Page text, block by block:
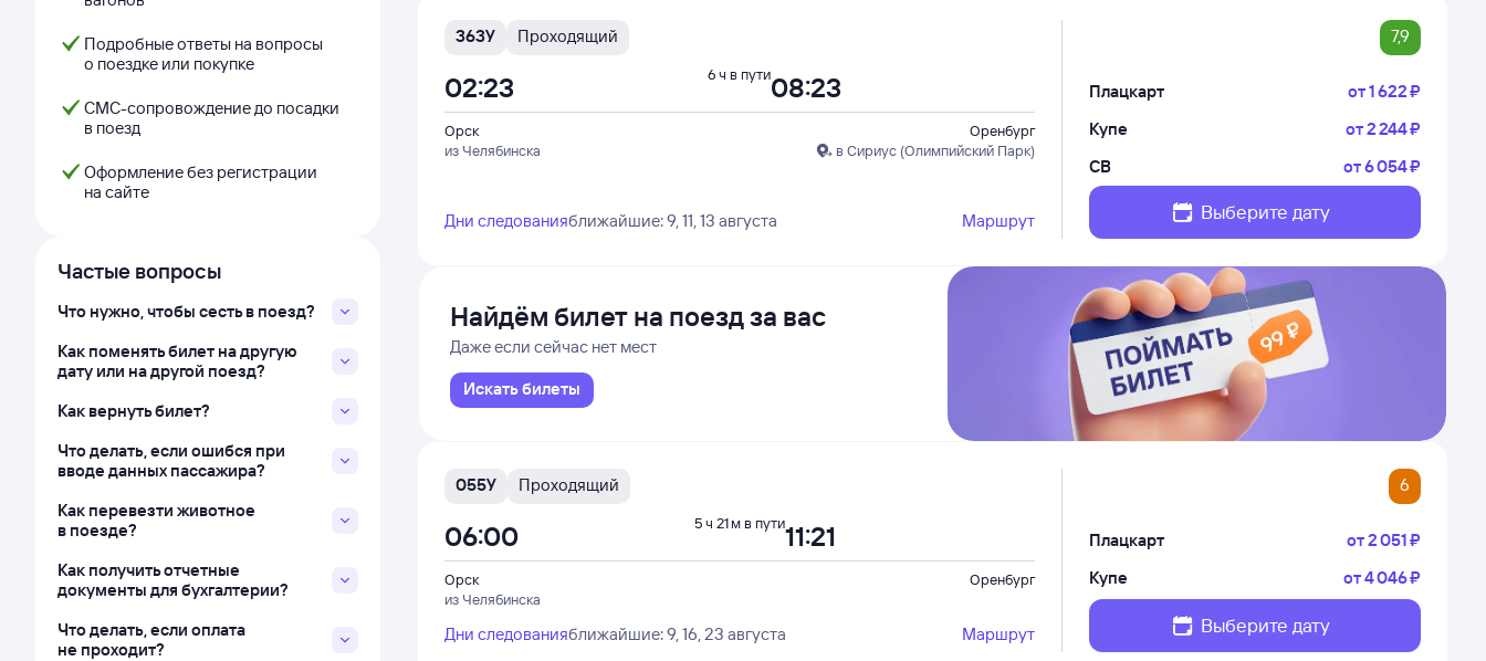
Подробные ответы на вопросы
о поездке или покупке
СМС-сопровождение до посадки
в поезд
Оформление без регистрации
на сайте
Частые вопросы
Что нужно, чтобы сесть в поезд?
Как поменять билет на другую
дату или на другой поезд?
Как вернуть билет?
Что делать, если ошибся при
вводе данных пассажира?
Как перевезти животное
в поезде?
Как получить отчетные
документы для бухгалтерии?
Что делать, если оплата
не проходит?
363У Проходящий 7,9
Орск
из Челябинска
Оренбург
в Сириус (Олимпийский Парк)
02:23 08:23
6 ч в пути
Дни следованияближайшие: 9, 11, 13 августа Маршрут
Плацкарт от1 ⁠622 ⁠₽
Купе
от2 ⁠244 ⁠₽
СВ
от6 ⁠054 ⁠₽
Выберите дату
Найдём билет на поезд за вас
Даже если сейчас нет мест
Искать билеты
055У Проходящий 6
Орск
из Челябинска
Оренбург
06:00 11:21
5 ч 21 м в пути
Дни следованияближайшие: 9, 16, 23 августа Маршрут
Плацкарт от2 ⁠051 ⁠₽
Купе
от4 ⁠046 ⁠₽
Выберите дату